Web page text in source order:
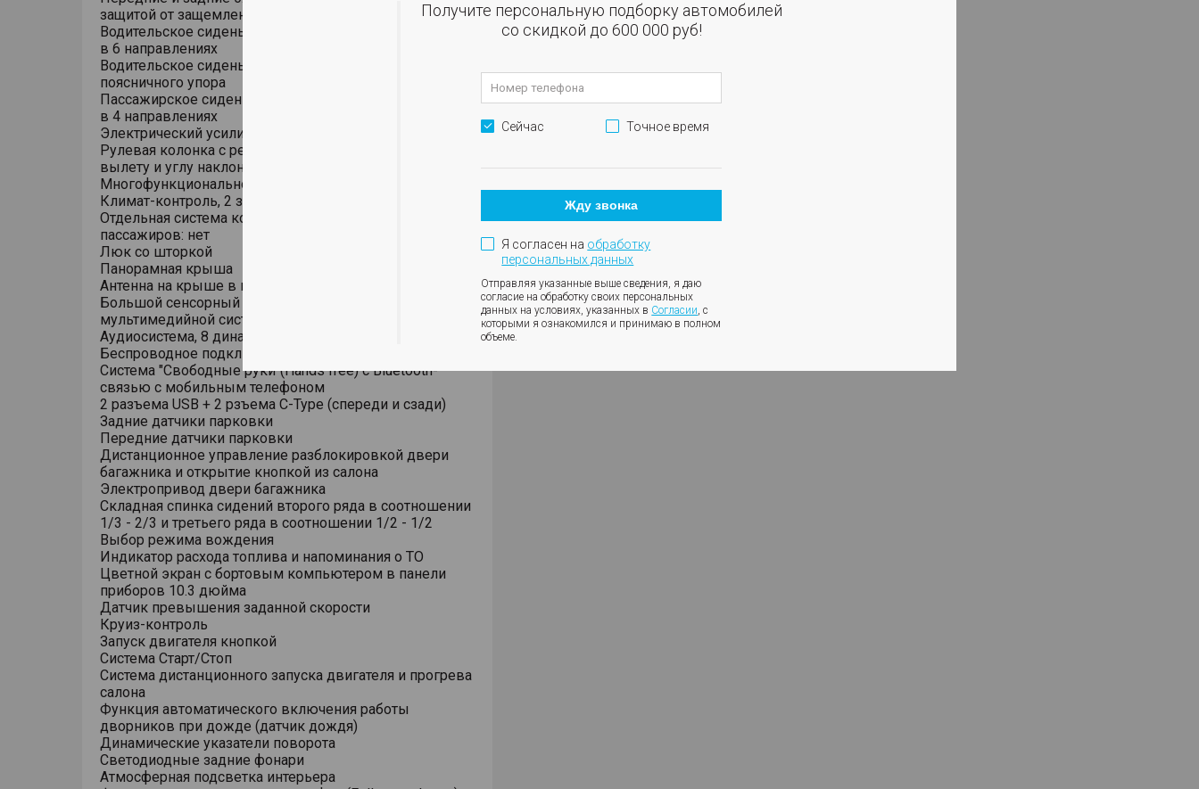
защитой от защемления, авто
Водительское сиденье с электрической регулировкой
в 6 направлениях
Водительское сиденье с электрической регулировкой
поясничного упора
Пассажирское сиденье с электрической регулировкой
в 4 направлениях
Электрический усилитель рулевого управления
Рулевая колонка с регулировкой в 4 направлениях (по
вылету и углу наклона)
Многофункциональное рулевое колесо
Климат-контроль, 2 зоны
Отдельная система кондиционирования для
пассажиров: нет
Люк со шторкой
Панорамная крыша
Антенна на крыше в виде плавника
Большой сенсорный емкостный дисплей
мультимедийной системы 15.6 дюйма, радиоприёмник
Аудиосистема, 8 динамиков
Беспроводное подключение Android Auto/Apple CarPlay
Система "Свободные руки"(Hands free) с Bluetooth-
связью с мобильным телефоном
2 разъема USB + 2 рзъема C-Type (спереди и сзади)
Задние датчики парковки
Передние датчики парковки
Дистанционное управление разблокировкой двери
багажника и открытие кнопкой из салона
Электропривод двери багажника
Складная спинка сидений второго ряда в соотношении
1/3 - 2/3 и третьего ряда в соотношении 1/2 - 1/2
Выбор режима вождения
Индикатор расхода топлива и напоминания о ТО
Цветной экран с бортовым компьютером в панели
приборов 10.3 дюйма
Датчик превышения заданной скорости
Круиз-контроль
Запуск двигателя кнопкой
Система Старт/Стоп
Система дистанционного запуска двигателя и прогрева
салона
Функция автоматического включения работы
дворников при дожде (датчик дождя)
Динамические указатели поворота
Светодиодные задние фонари
Атмосферная подсветка интерьера
Получите персональную подборку автомобилей
со скидкой до 600 000 руб!
Сейчас Точное время
Жду звонка
Я согласен на обработку
персональных данных
Отправляя указанные выше сведения, я даю
согласие на обработку своих персональных
данных на условиях, указанных в Согласии, с
которыми я ознакомился и принимаю в полном
объеме.